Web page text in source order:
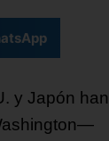
y Japón han